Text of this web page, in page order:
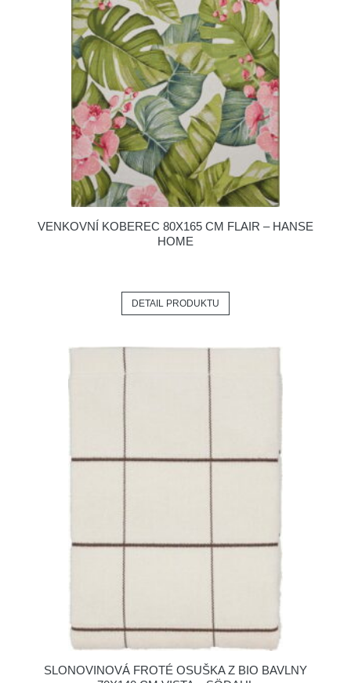
VENKOVNÍ KOBEREC 80X165 CM FLAIR – HANSE
HOME
DETAIL PRODUKTU
SLONOVINOVÁ FROTÉ OSUŠKA Z BIO BAVLNY